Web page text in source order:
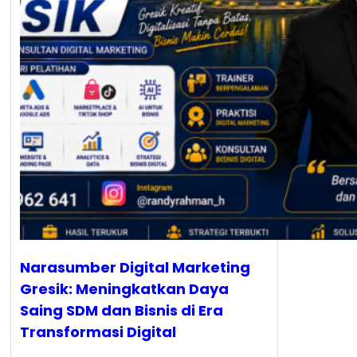
Narasumber Digital Marketing
Gresik: Meningkatkan Daya
Saing SDM dan Bisnis di Era
Transformasi Digital